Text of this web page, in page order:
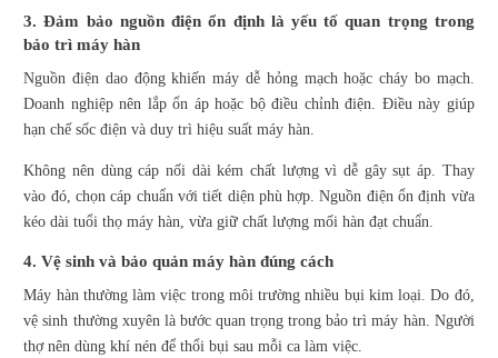
3. Đảm bảo nguồn điện ổn định là yếu tố quan trọng trong
bảo trì máy hàn
Nguồn điện dao động khiến máy dễ hỏng mạch hoặc cháy bo mạch.
Doanh nghiệp nên lắp ổn áp hoặc bộ điều chỉnh điện. Điều này giúp
hạn chế sốc điện và duy trì hiệu suất máy hàn.
Không nên dùng cáp nối dài kém chất lượng vì dễ gây sụt áp. Thay
vào đó, chọn cáp chuẩn với tiết diện phù hợp. Nguồn điện ổn định vừa
kéo dài tuổi thọ máy hàn, vừa giữ chất lượng mối hàn đạt chuẩn.
4. Vệ sinh và bảo quản máy hàn đúng cách
Máy hàn thường làm việc trong môi trường nhiều bụi kim loại. Do đó,
vệ sinh thường xuyên là bước quan trọng trong bảo trì máy hàn. Người
thợ nên dùng khí nén để thổi bụi sau mỗi ca làm việc.